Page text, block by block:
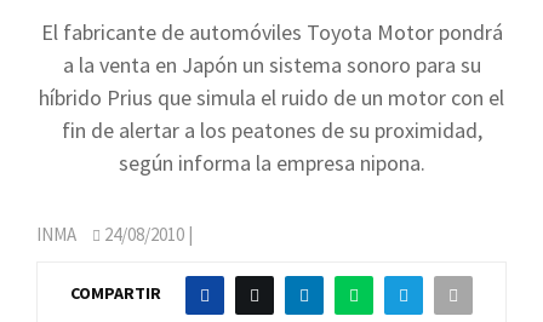
El fabricante de automóviles Toyota Motor pondrá
a la venta en Japón un sistema sonoro para su
híbrido Prius que simula el ruido de un motor con el
fin de alertar a los peatones de su proximidad,
según informa la empresa nipona.
INMA 24/08/2010 |
COMPARTIR